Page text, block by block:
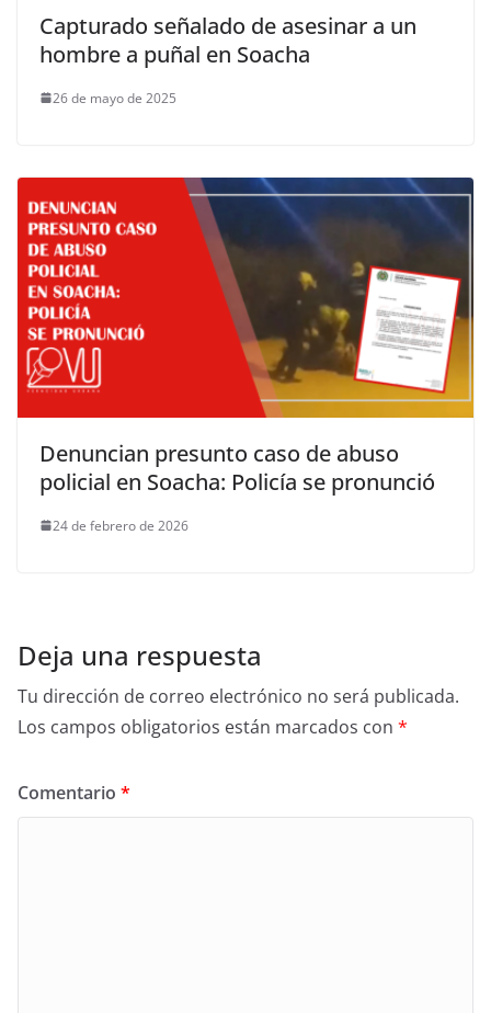
Capturado señalado de asesinar a un
hombre a puñal en Soacha
26 de mayo de 2025
Denuncian presunto caso de abuso
policial en Soacha: Policía se pronunció
24 de febrero de 2026
Deja una respuesta
Tu dirección de correo electrónico no será publicada.
Los campos obligatorios están marcados con *
Comentario *